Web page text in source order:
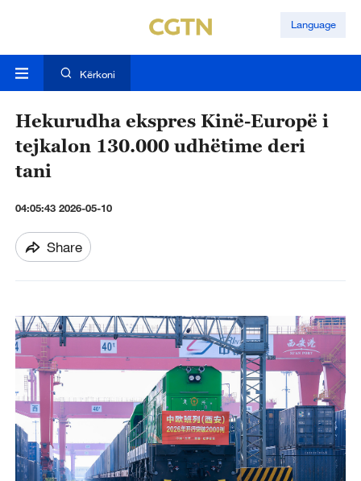
Language
Kërkoni
Hekurudha ekspres Kinë-Europë i
tejkalon 130.000 udhëtime deri
tani
04:05:43 2026-05-10
Share